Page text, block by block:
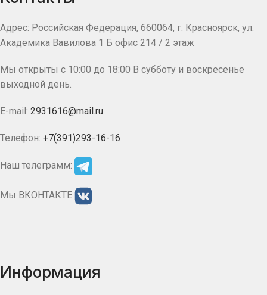
Адрес: Российская Федерация, 660064, г. Красноярск, ул.
Академика Вавилова 1 Б офис 214 / 2 этаж
Мы открыты с 10:00 до 18:00 В субботу и воскресенье
выходной день.
E-mail: 2931616@mail.ru
Телефон: +7(391)293-16-16
Наш телеграмм:
Мы ВКОНТАКТЕ
Информация